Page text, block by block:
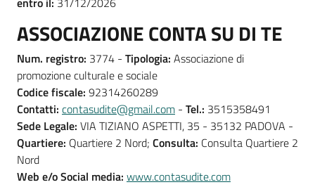
ASSOCIAZIONE CONTA SU DI TE
Num. registro: 3774 - Tipologia: Associazione di
promozione culturale e sociale
Codice fiscale: 92314260289
Contatti: contasudite@gmail.com - Tel.: 3515358491
Sede Legale: VIA TIZIANO ASPETTI, 35 - 35132 PADOVA -
Quartiere: Quartiere 2 Nord; Consulta: Consulta Quartiere 2
Nord
Web e/o Social media: www.contasudite.com